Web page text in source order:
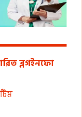
ব্লগইনফো